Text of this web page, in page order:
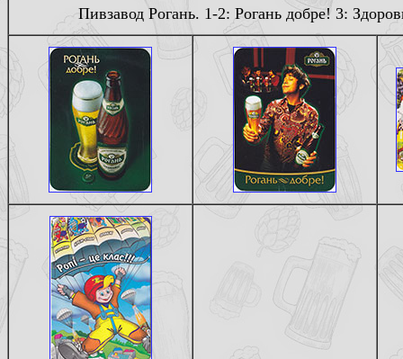
Пивзавод Рогань. 1-2: Рогань добре! 3: